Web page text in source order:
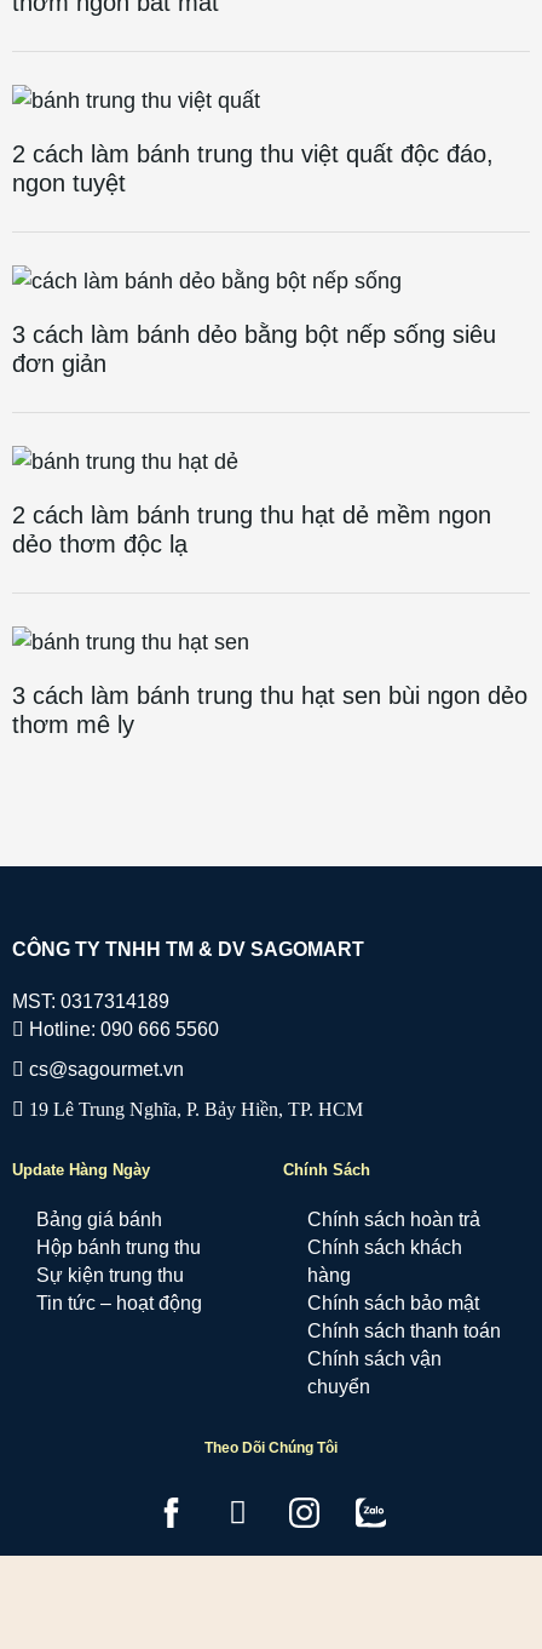
2 cách làm bánh trung thu việt quất độc đáo,
ngon tuyệt
3 cách làm bánh dẻo bằng bột nếp sống siêu
đơn giản
2 cách làm bánh trung thu hạt dẻ mềm ngon
dẻo thơm độc lạ
3 cách làm bánh trung thu hạt sen bùi ngon dẻo
thơm mê ly
CÔNG TY TNHH TM & DV SAGOMART
MST: 0317314189
Hotline: 090 666 5560
cs@sagourmet.vn
19 Lê Trung Nghĩa, P. Bảy Hiền, TP. HCM
Update Hàng Ngày
Bảng giá bánh
Hộp bánh trung thu
Sự kiện trung thu
Tin tức – hoạt động
Chính Sách
Chính sách hoàn trả
Chính sách khách
hàng
Chính sách bảo mật
Chính sách thanh toán
Chính sách vận
chuyển
Theo Dõi Chúng Tôi